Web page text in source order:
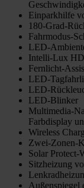
Einparkhilfe
180-Grad-
Fahrmodus-
LED-
Intelli-Lux
Fernlicht-
LED-
LED-
LED-Blinker
Multimedia-
Farbdisplay
Wireless
Zwei-Zonen-
Solar Protect-
Sitzheizung